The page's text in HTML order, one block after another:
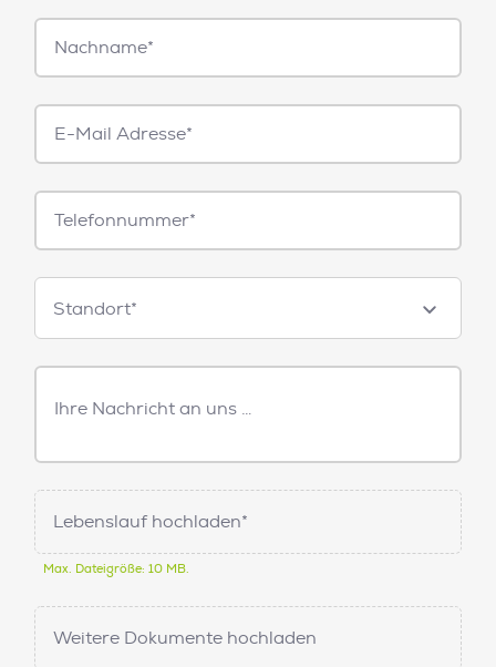
Nachname*
E-
Mail*
Telefonnummer
Standorte
Standort*
Freitext
Nachricht
Lebenslauf hochladen*
Max. Dateigröße: 10 MB.
Weitere Dokumente hochladen